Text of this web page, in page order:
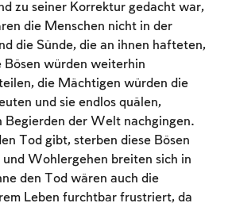
zu seiner Korrektur gedacht war,
die Menschen nicht in der
die Sünde, die an ihnen hafteten,
Bösen würden weiterhin
die Mächtigen würden die
und sie endlos quälen,
Begierden der Welt nachgingen.
Tod gibt, sterben diese Bösen
Wohlergehen breiten sich in
den Tod wären auch die
Leben furchtbar frustriert, da